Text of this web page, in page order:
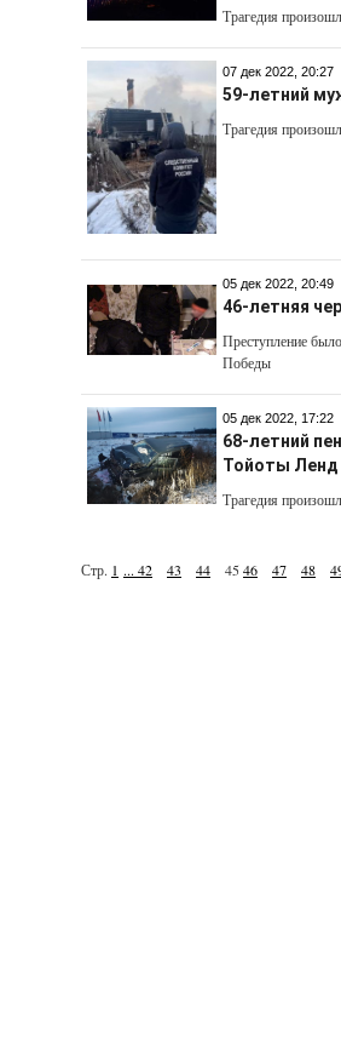
Трагедия
07 дек 2022, 20:27
59-летний
Трагедия
05 дек 2022, 20:49
46-летняя
Преступление
Победы
05 дек 2022, 17:22
68-летний
Тойоты Ленд
Трагедия
Стр. 1 ... 42 43 44 4546 47 48